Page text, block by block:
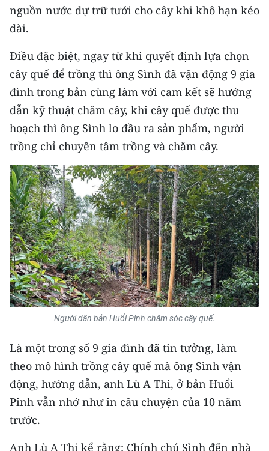
Media Thế giới
Media Giáo dục
Media Y tế
Media Khoa học - Công nghệ
Media Môi trường
Ảnh
Infographic
TIN MỚI
TIN ĐỊA PHƯƠNG
Trung du và miền núi phía Bắc
Đồng bằng sông Hồng
Bắc Trung Bộ
Duyên hải Nam Trung Bộ và Tây
Nguyên
nguồn nước dự trữ tưới cho cây khi khô hạn kéo
dài.
Điều đặc biệt, ngay từ khi quyết định lựa chọn
cây quế để trồng thì ông Sình đã vận động 9 gia
đình trong bản cùng làm với cam kết sẽ hướng
dẫn kỹ thuật chăm cây, khi cây quế được thu
hoạch thì ông Sình lo đầu ra sản phẩm, người
trồng chỉ chuyên tâm trồng và chăm cây.
Người dân bản Huổi Pinh chăm sóc cây quế.
Là một trong số 9 gia đình đã tin tưởng, làm
theo mô hình trồng cây quế mà ông Sình vận
động, hướng dẫn, anh Lù A Thi, ở bản Huổi
Pinh vẫn nhớ như in câu chuyện của 10 năm
trước.
Anh Lù A Thi kể rằng: Chính chú Sình đến nhà